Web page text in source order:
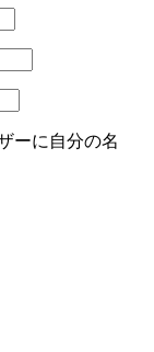
ーに自分の名